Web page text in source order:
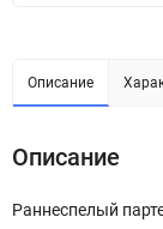
Описание
Описание
Раннеспелый